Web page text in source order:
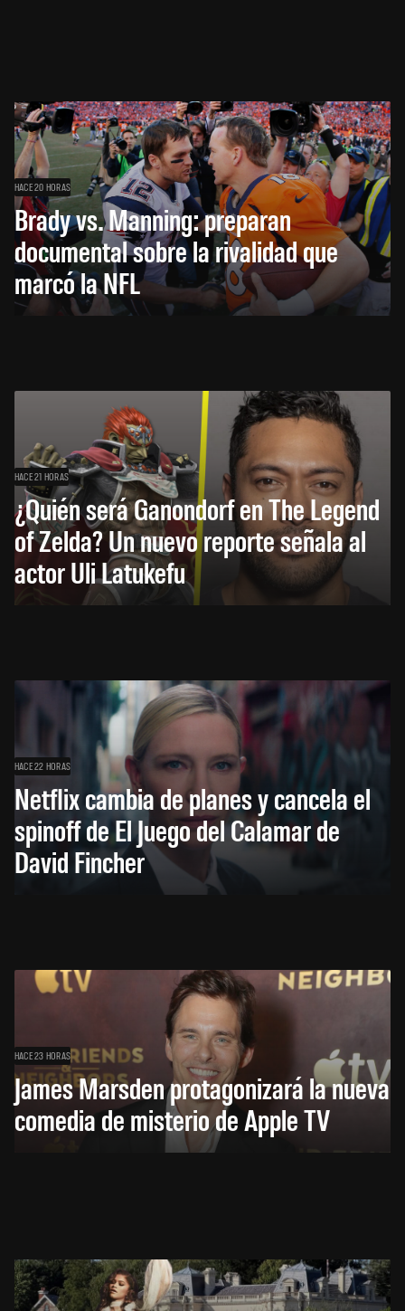
HACE 20 HORAS
Brady vs. Manning: preparan
documental sobre la rivalidad que
marcó la NFL
HACE 21 HORAS
¿Quién será Ganondorf en The Legend
of Zelda? Un nuevo reporte señala al
actor Uli Latukefu
HACE 22 HORAS
Netflix cambia de planes y cancela el
spinoff de El Juego del Calamar de
David Fincher
HACE 23 HORAS
James Marsden protagonizará la nueva
comedia de misterio de Apple TV